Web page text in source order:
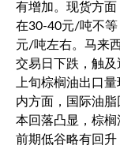
有增加。现货方
在30-40元/吨不
元/吨左右。马来
交易日下跌，触
上旬棕榈油出口
内方面，国际油
本回落凸显，棕
前期低谷略有回